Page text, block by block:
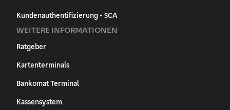
Kundenauthentifizierung - SCA
WEITERE INFORMATIONEN
Ratgeber
Kartenterminals
Bankomat Terminal
Kassensystem